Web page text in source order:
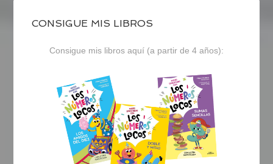
CONSIGUE MIS LIBROS
Consigue mis libros aquí (a partir de 4 años):